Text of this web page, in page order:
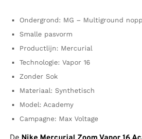
Ondergrond: MG – Multiground
Smalle pasvorm
Productlijn: Mercurial
Technologie: Vapor 16
Zonder Sok
Materiaal: Synthetisch
Model: Academy
Campagne: Max Voltage